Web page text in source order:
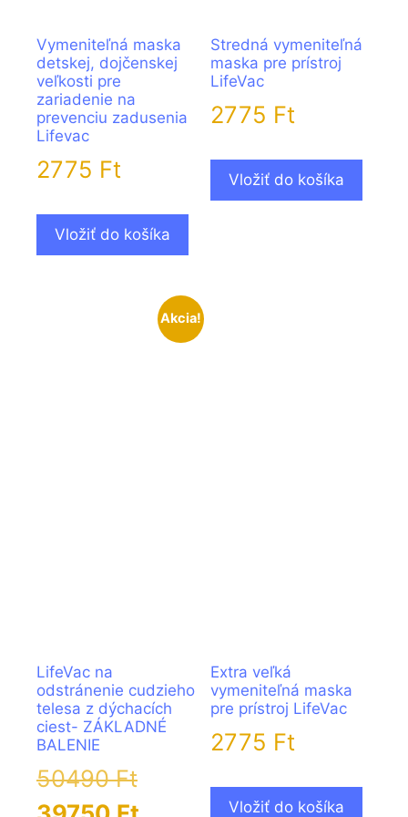
Vymeniteľná maska
detskej, dojčenskej
veľkosti pre
zariadenie na
prevenciu zadusenia
Lifevac
2775 Ft
Vložiť do košíka
Stredná vymeniteľná
maska pre prístroj
LifeVac
2775 Ft
Vložiť do košíka
Akcia!
LifeVac na
odstránenie cudzieho
telesa z dýchacích
ciest- ZÁKLADNÉ
BALENIE
50490FtPôvodná
Extra veľká
vymeniteľná maska
pre prístroj LifeVac
2775 Ft
Vložiť do košíka